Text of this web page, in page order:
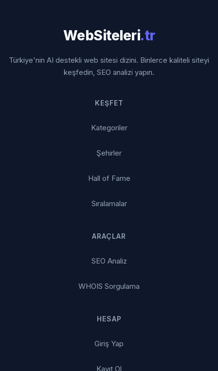
WebSiteleri.tr
Türkiye'nin AI destekli web sitesi dizini. Binlerce kaliteli siteyi
keşfedin, SEO analizi yapın.
KEŞFET
Kategoriler
Şehirler
Hall of Fame
Sıralamalar
ARAÇLAR
SEO Analiz
WHOIS Sorgulama
HESAP
Giriş Yap
Kayıt Ol